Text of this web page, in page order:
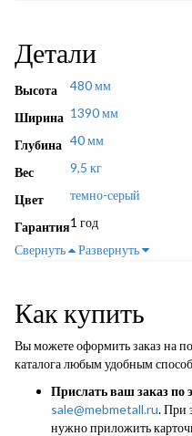
Детали
Высота 480 мм
Ширина 1390 мм
Глубина 40 мм
Вес 9,5 кг
Цвет темно-серый
Гарантия1 год
Свернуть
Развернуть
Как купить
Вы можете оформить заказ на
каталога любым удобным
Прислать ваш заказ по
sale@mebmetall.ru. При
нужно приложить